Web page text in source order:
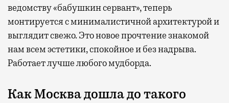
ведомству «бабушкин сервант», теперь
монтируется с минималистичной архитектурой и
выглядит свежо. Это новое прочтение знакомой
нам всем эстетики, спокойное и без надрыва.
Работает лучше любого мудборда.
Как Москва дошла до такого